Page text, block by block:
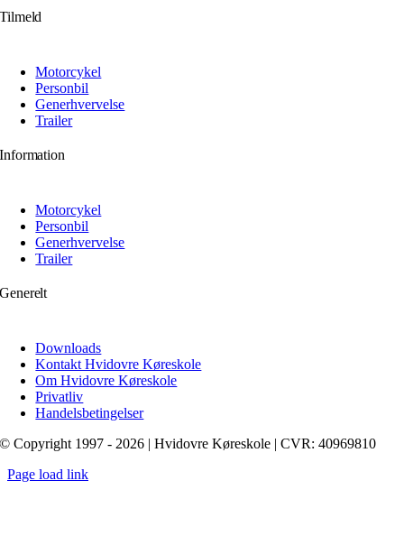
Tilmeld
Motorcykel
Personbil
Generhvervelse
Trailer
Information
Motorcykel
Personbil
Generhvervelse
Trailer
Generelt
Downloads
Kontakt Hvidovre Køreskole
Om Hvidovre Køreskole
Privatliv
Handelsbetingelser
© Copyright 1997 - 2026 | Hvidovre Køreskole | CVR: 40969810
Page load link